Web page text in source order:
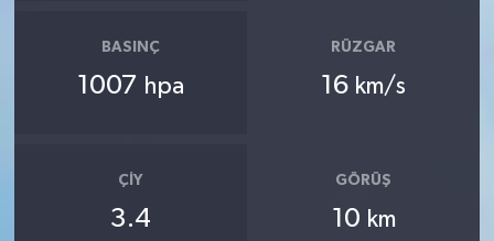
BASINÇ
1007 hpa
RÜZGAR
16 km/s
ÇIY
3.4
GÖRÜŞ
10 km